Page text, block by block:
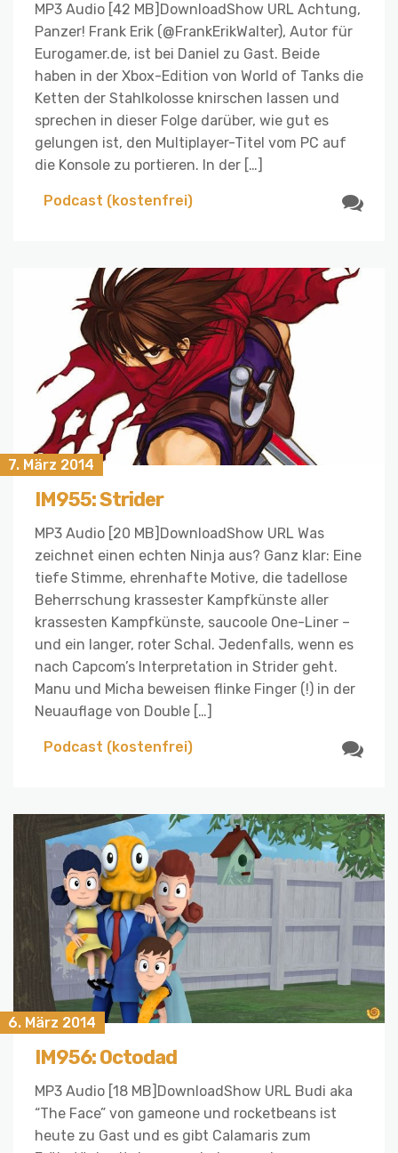
MP3 Audio [42 MB]DownloadShow URL Achtung,
Panzer! Frank Erik (@FrankErikWalter), Autor für
Eurogamer.de, ist bei Daniel zu Gast. Beide
haben in der Xbox-Edition von World of Tanks die
Ketten der Stahlkolosse knirschen lassen und
sprechen in dieser Folge darüber, wie gut es
gelungen ist, den Multiplayer-Titel vom PC auf
die Konsole zu portieren. In der […]
Podcast (kostenfrei)
7. März 2014
IM955: Strider
MP3 Audio [20 MB]DownloadShow URL Was
zeichnet einen echten Ninja aus? Ganz klar: Eine
tiefe Stimme, ehrenhafte Motive, die tadellose
Beherrschung krassester Kampfkünste aller
krassesten Kampfkünste, saucoole One-Liner –
und ein langer, roter Schal. Jedenfalls, wenn es
nach Capcom’s Interpretation in Strider geht.
Manu und Micha beweisen flinke Finger (!) in der
Neuauflage von Double […]
Podcast (kostenfrei)
6. März 2014
IM956: Octodad
MP3 Audio [18 MB]DownloadShow URL Budi aka
“The Face” von gameone und rocketbeans ist
heute zu Gast und es gibt Calamaris zum